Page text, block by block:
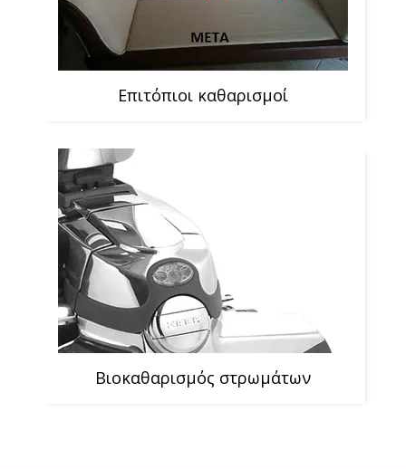
Επιτόπιοι καθαρισμοί
Βιοκαθαρισμός στρωμάτων